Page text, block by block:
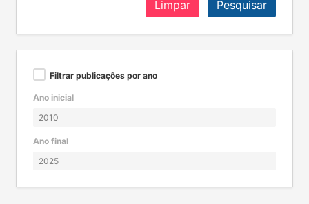
Limpar Pesquisar
Filtrar publicações por ano
Ano inicial
Ano final